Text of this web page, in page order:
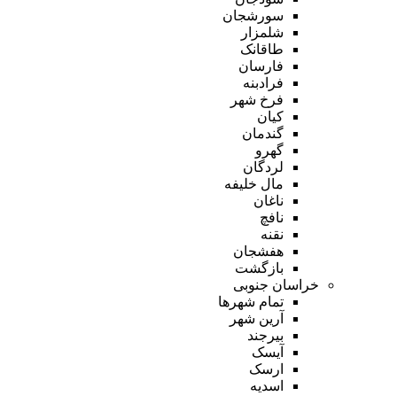
سورشجان
شلمزار
طاقانک
فارسان
فرادبنه
فرخ شهر
کیان
گندمان
گهرو
لردگان
مال خلیفه
ناغان
نافچ
نقنه
هفشجان
بازگشت
خراسان جنوبی
تمام شهر‌ها
آرین شهر
بیرجند
آیسک
ارسک
اسدیه